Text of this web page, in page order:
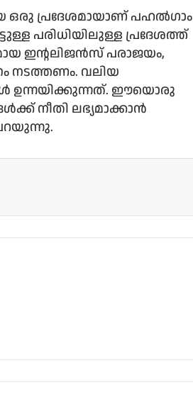
ഒരു പ്രദേശമായാണ് പഹല്‍ഗാം
പരിധിയിലുള്ള പ്രദേശത്ത്
ഇന്റലിജന്‍സ് പരാജയം,
നടത്തണം. വലിയ
ഉന്നയിക്കുന്നത്. ഈയൊരു
നീതി ലഭ്യമാക്കാന്‍